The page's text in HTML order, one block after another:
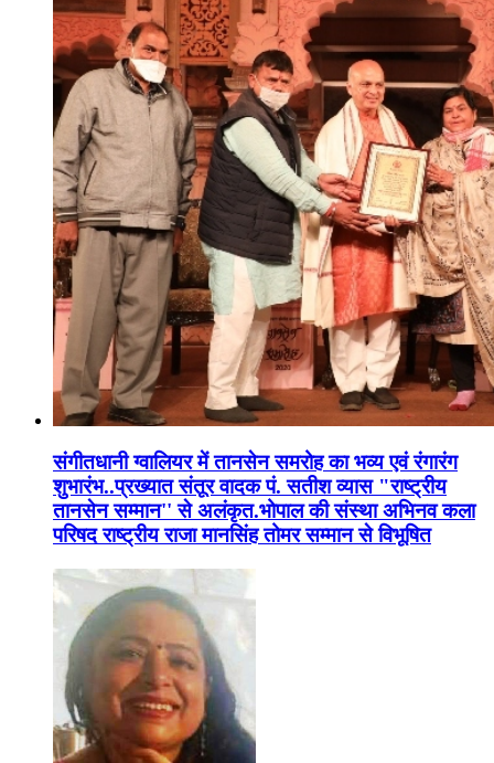
संगीतधानी ग्वालियर में तानसेन समरोह का भव्य एवं रंगारंग
शुभारंभ..प्रख्यात संतूर वादक पं. सतीश व्यास "राष्ट्रीय
तानसेन सम्मान'' से अलंकृत.भोपाल की संस्था अभिनव कला
परिषद राष्ट्रीय राजा मानसिंह तोमर सम्मान से विभूषित